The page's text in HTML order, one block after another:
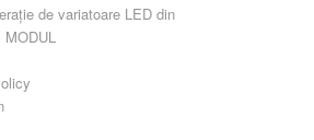
de variatoare LED din
MODUL